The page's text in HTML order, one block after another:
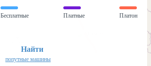
Бесплатные Платные Платон
Найти
попутные машины